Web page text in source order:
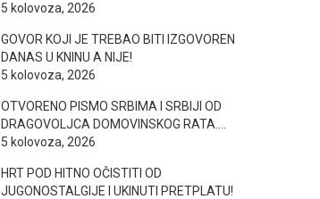
5 kolovoza, 2026
GOVOR KOJI JE TREBAO BITI IZGOVOREN
DANAS U KNINU A NIJE!
5 kolovoza, 2026
OTVORENO PISMO SRBIMA I SRBIJI OD
DRAGOVOLJCA DOMOVINSKOG RATA….
5 kolovoza, 2026
HRT POD HITNO OČISTITI OD
JUGONOSTALGIJE I UKINUTI PRETPLATU!